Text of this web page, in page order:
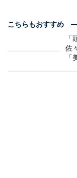
こちらもおすすめ
佐
「